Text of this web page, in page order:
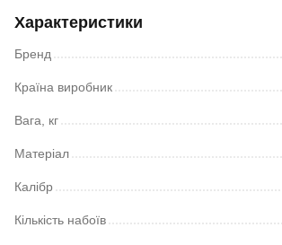
Характеристики
Бренд
Країна виробник
Вага, кг
Матеріал
Калібр
Кількість набоїв